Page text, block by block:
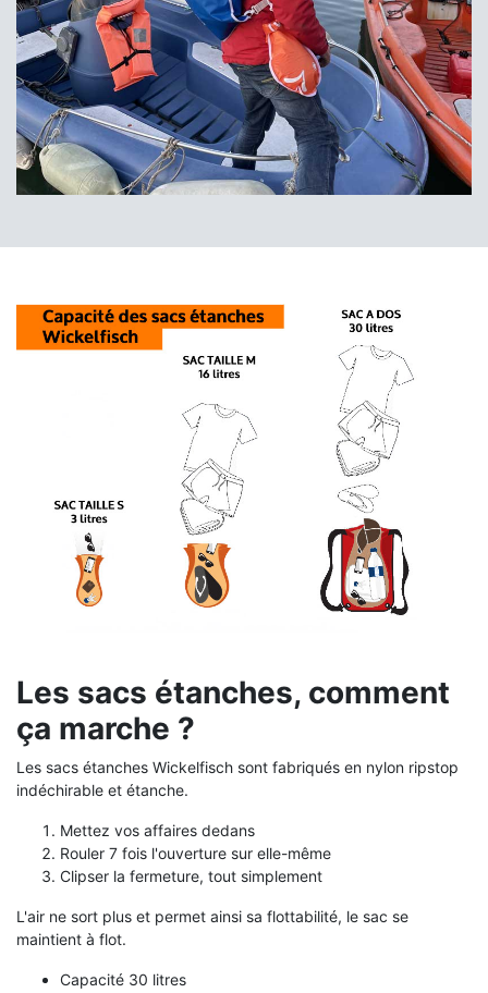
Les sacs étanches, comment
ça marche ?
Les sacs étanches Wickelfisch sont fabriqués en nylon ripstop
indéchirable et étanche.
Mettez vos affaires dedans
Rouler 7 fois l'ouverture sur elle-même
Clipser la fermeture, tout simplement
L'air ne sort plus et permet ainsi sa flottabilité, le sac se
maintient à flot.
Capacité 30 litres